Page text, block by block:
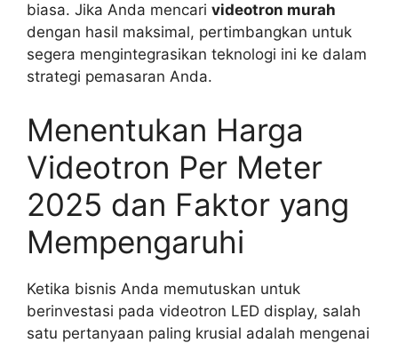
biasa. Jika Anda mencari videotron murah
dengan hasil maksimal, pertimbangkan untuk
segera mengintegrasikan teknologi ini ke dalam
strategi pemasaran Anda.
Menentukan Harga
Videotron Per Meter
2025 dan Faktor yang
Mempengaruhi
Ketika bisnis Anda memutuskan untuk
berinvestasi pada videotron LED display, salah
satu pertanyaan paling krusial adalah mengenai